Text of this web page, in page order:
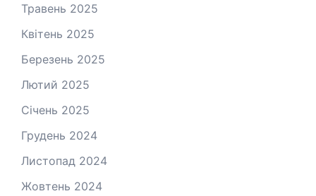
Травень 2025
Квітень 2025
Березень 2025
Лютий 2025
Січень 2025
Грудень 2024
Листопад 2024
Жовтень 2024